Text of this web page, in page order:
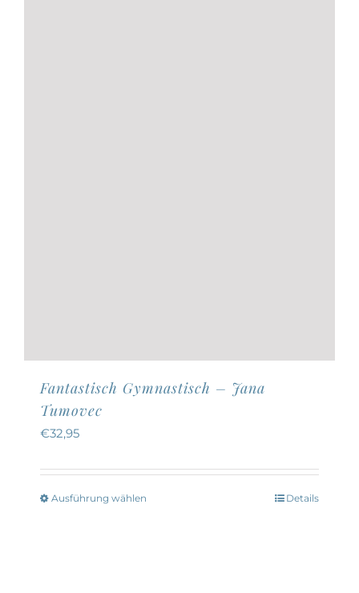
Fantastisch Gymnastisch – Jana
Tumovec
€32,95
Ausführung wählen Details